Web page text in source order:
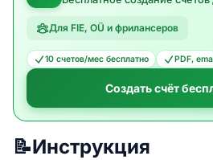
Для FIE, OÜ и фрилансеров
10 счетов/мес бесплатно PDF,
Создать счёт
📝Инструкция